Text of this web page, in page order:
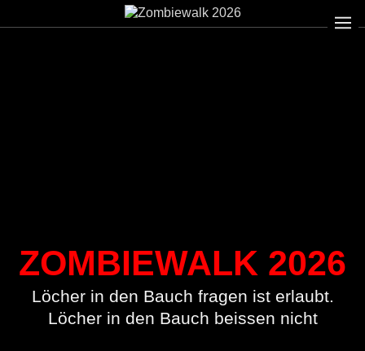
ZOMBIEWALK 2026
Löcher in den Bauch fragen ist erlaubt.
Löcher in den Bauch beissen nicht